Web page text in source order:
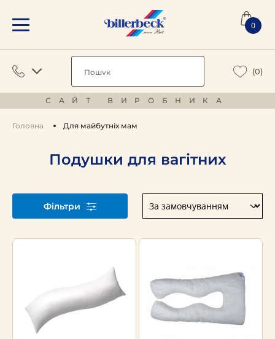
0
(0)
САЙТ ВИРОБНИКА
Головна Для майбутніх мам
Подушки для вагітних
Фільтри